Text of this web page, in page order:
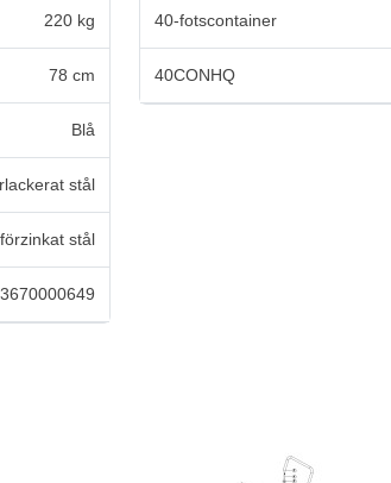
220 kg
78 cm
Blå
stål
stål
40-fotscontainer
40CONHQ